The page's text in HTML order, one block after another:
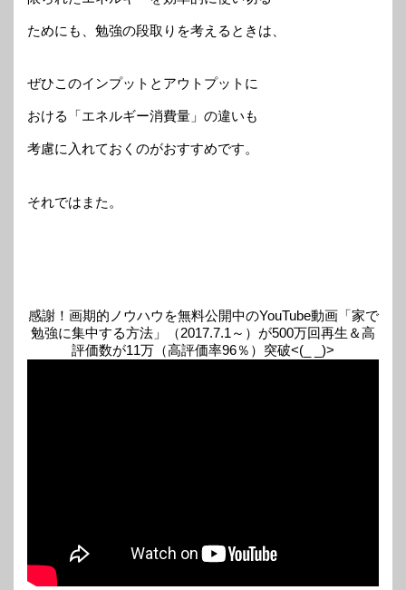
ためにも、勉強の段取りを考えるときは、
ぜひこのインプットとアウトプットに
おける「エネルギー消費量」の違いも
考慮に入れておくのがおすすめです。
それではまた。
感謝！画期的ノウハウを無料公開中のYouTube動画「家で
勉強に集中する方法」（2017.7.1～）が500万回再生＆高
評価数が11万（高評価率96％）突破<(_ _)>